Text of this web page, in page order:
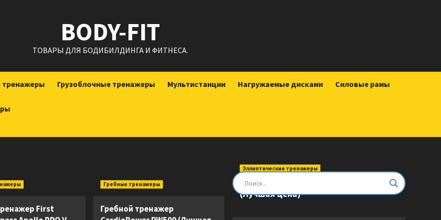
BODY-FIT
ТОВАРЫ ДЛЯ БОДИБИЛДИНГА И ФИТНЕСА.
тренажеры Грузоблочные тренажеры Мультистанции Нагружаемые дисками Силовые рамы
First
Гребные тренажеры
Гребной тренажер
Эллиптические тренажеры
Эллиптический тренажер DFC E8745T
(Лучшая цена)